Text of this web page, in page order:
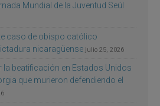
Mundial de la Juventud Seúl
caso de obispo católico
nicaragüense julio 25, 2026
la beatificación en Estados Unidos
que murieron defendiendo el